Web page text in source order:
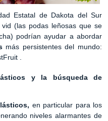
Estatal de Dakota del Sur
(las podas leñosas que se
podrían ayudar a abordar
más persistentes del mundo:
.
y la búsqueda de
en particular para los
niveles alarmantes de